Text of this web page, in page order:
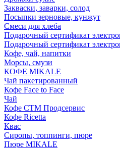
Закваски, заварки, солод
Посыпки зерновые, кунжут
Смеси для хлеба
Подарочный сертификат
Подарочный сертификат
Кофе, чай, напитки
Морсы, смузи
КОФЕ MIKALE
Чай пакетированный
Кофе Face to Face
Чай
Кофе СТМ Продсервис
Кофе Ricetta
Квас
Сиропы, топпинги, пюре
Пюре MIKALE